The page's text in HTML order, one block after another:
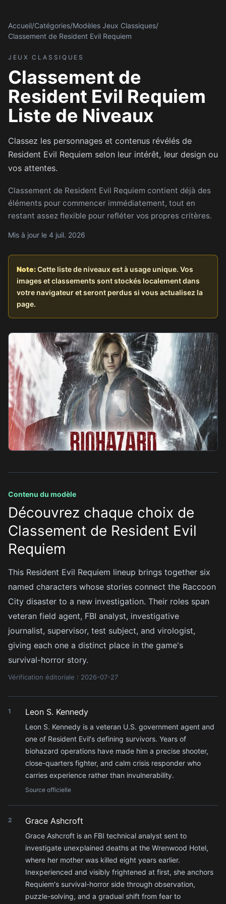
Accueil/Catégories/Modèles Jeux Classiques/
Classement de Resident Evil Requiem
JEUX CLASSIQUES
Classement de
Resident Evil Requiem
Liste de Niveaux
Classez les personnages et contenus révélés de
Resident Evil Requiem selon leur intérêt, leur design ou
vos attentes.
Classement de Resident Evil Requiem contient déjà des
éléments pour commencer immédiatement, tout en
restant assez flexible pour refléter vos propres critères.
Mis à jour le 4 juil. 2026
Note:Cette liste de niveaux est à usage unique. Vos
images et classements sont stockés localement dans
votre navigateur et seront perdus si vous actualisez la
page.
Contenu du modèle
Découvrez chaque choix de
Classement de Resident Evil
Requiem
This Resident Evil Requiem lineup brings together six
named characters whose stories connect the Raccoon
City disaster to a new investigation. Their roles span
veteran field agent, FBI analyst, investigative
journalist, supervisor, test subject, and virologist,
giving each one a distinct place in the game's
survival-horror story.
Vérification éditoriale : 2026-07-27
1 Leon S. Kennedy
Leon S. Kennedy is a veteran U.S. government agent and
one of Resident Evil's defining survivors. Years of
biohazard operations have made him a precise shooter,
close-quarters fighter, and calm crisis responder who
carries experience rather than invulnerability.
Source officielle
2 Grace Ashcroft
Grace Ashcroft is an FBI technical analyst sent to
investigate unexplained deaths at the Wrenwood Hotel,
where her mother was killed eight years earlier.
Inexperienced and visibly frightened at first, she anchors
Requiem's survival-horror side through observation,
puzzle-solving, and a gradual shift from fear to